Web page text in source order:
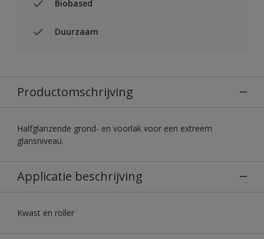
Biobased
Duurzaam
Productomschrijving
Halfglanzende grond- en voorlak voor een extreem
glansniveau.
Applicatie beschrijving
Kwast en roller